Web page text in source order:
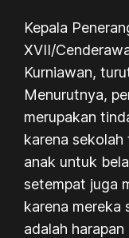
Kepala
XVII/
Kurniawan,
Menurutnya,
merupakan
karena
anak untuk
setempat juga
karena mereka
adalah